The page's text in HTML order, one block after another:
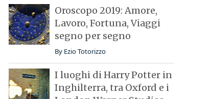
Oroscopo 2019: Amore,
Lavoro, Fortuna, Viaggi
segno per segno
By Ezio Totorizzo
I luoghi di Harry Potter in
Inghilterra, tra Oxford e i